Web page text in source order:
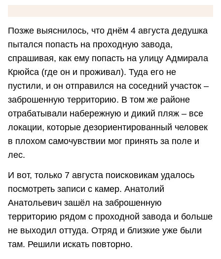
Позже выяснилось, что днём 4 августа дедушка
пытался попасть на проходную завода,
спрашивая, как ему попасть на улицу Адмирала
Крюйса (где он и проживал). Туда его не
пустили, и он отправился на соседний участок –
заброшенную территорию. В том же районе
отрабатывали набережную и дикий пляж – все
локации, которые дезориентированный человек
в плохом самочувствии мог принять за поле и
лес.
И вот, только 7 августа поисковикам удалось
посмотреть записи с камер. Анатолий
Анатольевич зашёл на заброшенную
территорию рядом с проходной завода и больше
не выходил оттуда. Отряд и близкие уже были
там. Решили искать повторно.